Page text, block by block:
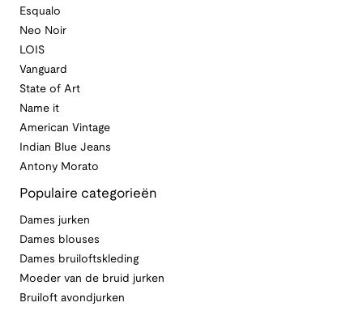
Esqualo
Neo Noir
LOIS
Vanguard
State of Art
Name it
American Vintage
Indian Blue Jeans
Antony Morato
Populaire categorieën
Dames jurken
Dames blouses
Dames bruiloftskleding
Moeder van de bruid jurken
Bruiloft avondjurken